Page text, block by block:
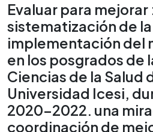
Evaluar para mejorar
sistematización de la
implementación del
en los posgrados de
Ciencias de la Salud
Universidad Icesi,
2020-2022. una
coordinación de